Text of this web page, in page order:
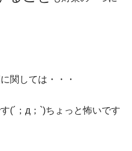
関しては・・・
(´；д；`)ちょっと怖いです